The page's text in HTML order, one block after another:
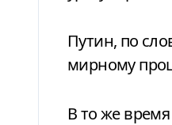
Путин, по
мирному
В то же